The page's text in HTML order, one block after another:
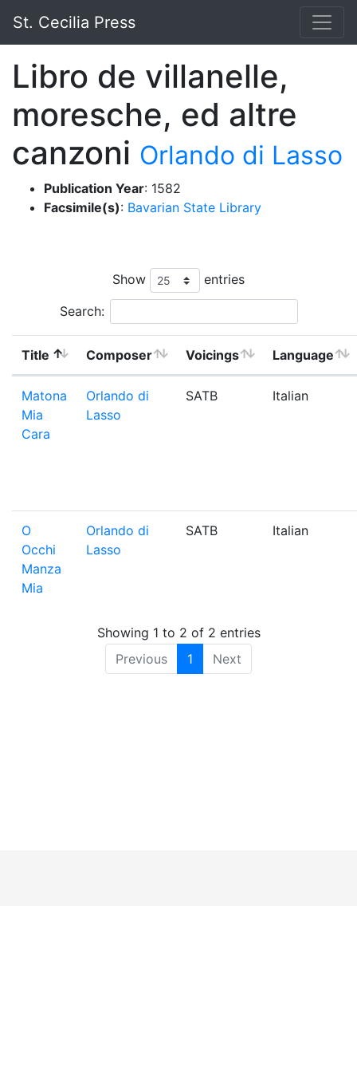
St. Cecilia Press
Libro de villanelle,
moresche, ed altre
canzoni Orlando di Lasso
Publication Year: 1582
Facsimile(s): Bavarian State Library
Show entries
Search:
Title Composer Voicings Language
Matona
Mia
Cara
Orlando di
Lasso
SATB Italian
O
Occhi
Manza
Mia
Orlando di
Lasso
SATB Italian
Showing 1 to 2 of 2 entries
Previous
1 Next